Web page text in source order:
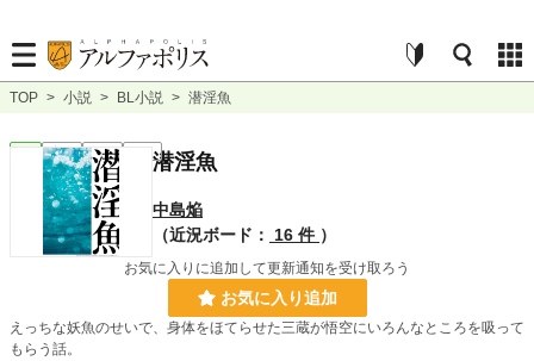
TOP > 小説 > BL小説 > 潜淫魚
完結 短編 潜淫魚
中島焔
（近況ボード：
16 件 ）
お気に入りに追加して更新通知を受け取ろう
お気に入り追加
えっちな妖魚のせいで、身体をほてらせた三蔵が悟空にいろんなところを吸って
もらう話。